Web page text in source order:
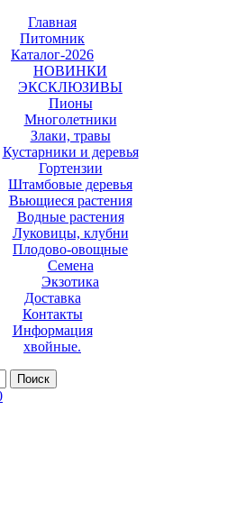
Главная
Питомник
Каталог-2026
НОВИНКИ
ЭКСКЛЮЗИВЫ
Пионы
Многолетники
Злаки, травы
Кустарники и деревья
Гортензии
Штамбовые деревья
Вьющиеся растения
Водные растения
Луковицы, клубни
Плодово-овощные
Семена
Экзотика
Доставка
Контакты
Информация
хвойные.
Поиск